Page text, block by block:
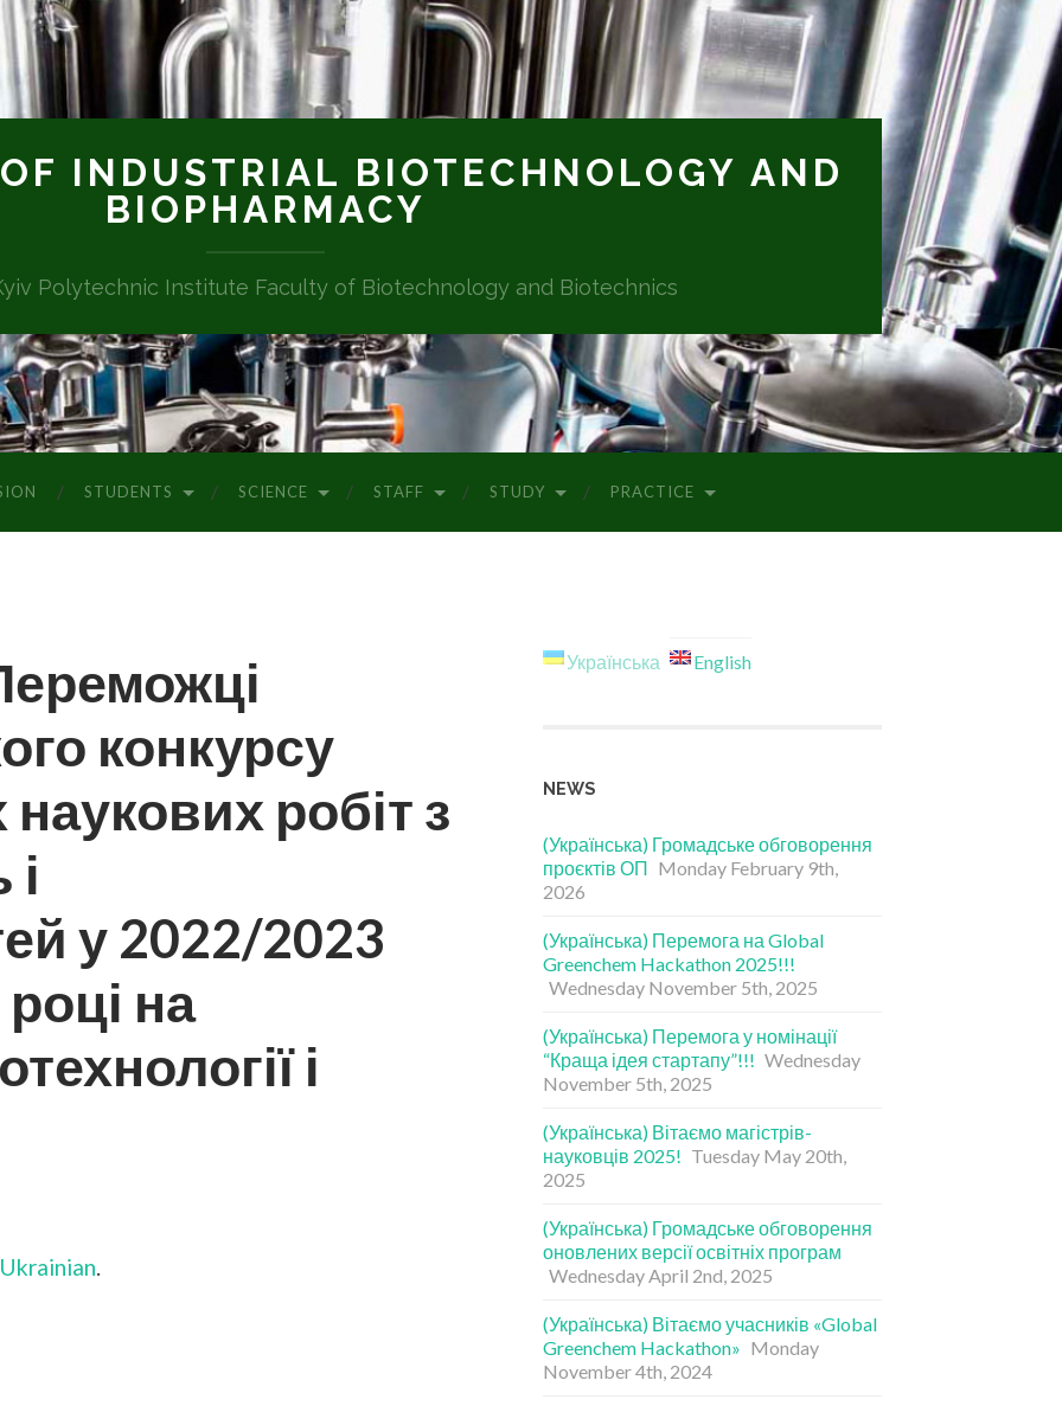
INDUSTRIAL BIOTECHNOLOGY AND
BIOPHARMACY
Polytechnic Institute Faculty of Biotechnology and Biotechnics
STUDENTS SCIENCE STAFF STUDY PRACTICE
конкурсу
робіт з
у 2022/2023
на
і
Ukrainian
Українська English
NEWS
(Українська) Громадське обговорення
проєктів ОП Monday February 9th,
2026
(Українська) Перемога на Global
Greenchem Hackathon 2025!!!
Wednesday November 5th, 2025
(Українська) Перемога у номінації
“Краща ідея стартапу”!!! Wednesday
November 5th, 2025
(Українська) Вітаємо магістрів-
науковців 2025! Tuesday May 20th,
2025
(Українська) Громадське обговорення
оновлених версії освітніх програм
Wednesday April 2nd, 2025
(Українська) Вітаємо учасників «Global
Greenchem Hackathon» Monday
November 4th, 2024